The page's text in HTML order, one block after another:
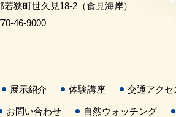
狭町世久見18-2（食見海岸）
46-9000
展示紹介 体験講座 交通アクセ
お問い合わせ 自然ウォッチング